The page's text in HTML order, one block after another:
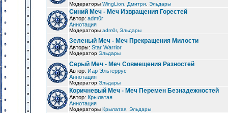
Модераторы WingLion Дмитри Эльдары
Синий Меч - Меч Извращения Горестей
Автор: adm0r
Аннотация
Модераторы adm0r, Эльдары
Зеленый Меч - Меч Прекращения Милости
Авторы: Star Warrior
Модератор Эльдары
Серый Меч - Меч Совмещения Разностей
Автор: Иар Эльтеррус
Аннотация
Модератор Эльдары
Коричневый Меч - Меч Перемен Безнадежностей
Автор: Крылатая
Аннотация
Модераторы Крылатая Эльдары